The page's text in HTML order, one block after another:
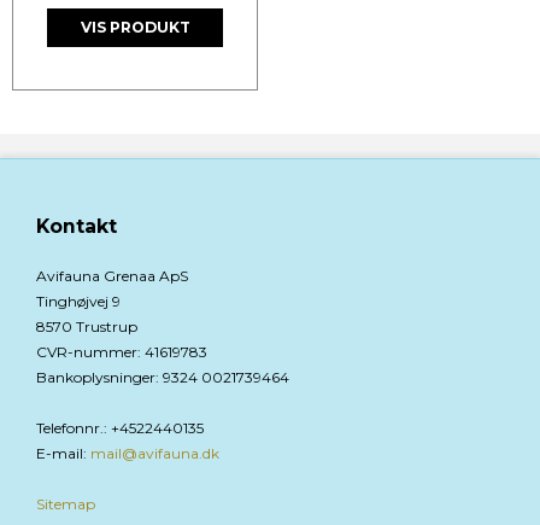
VIS PRODUKT
Kontakt
Avifauna Grenaa ApS
Tinghøjvej 9
8570 Trustrup
CVR-nummer: 41619783
Bankoplysninger: 9324 0021739464
Telefonnr.: +4522440135
E-mail: mail@avifauna.dk
Sitemap